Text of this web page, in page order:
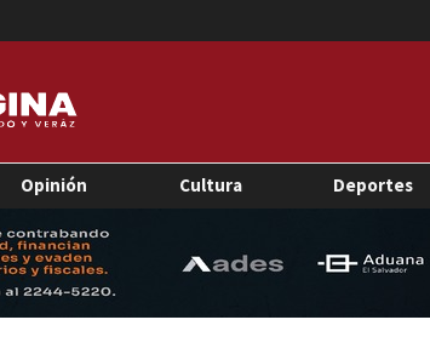
Opinión Cultura Deportes